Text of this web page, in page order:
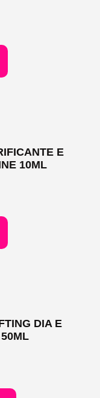
E
10ML
DIA E